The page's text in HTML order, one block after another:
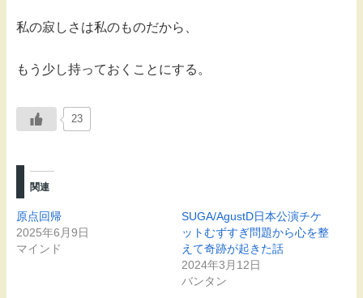
私の寂しさは私のものだから、
もう少し持っておくことにする。
23
関連
原点回帰
2025年6月9日
マインド
SUGA/AgustD日本公演チケ
ットむずすぎ問題から心を整
えて奇跡が起きた話
2024年3月12日
バンタン